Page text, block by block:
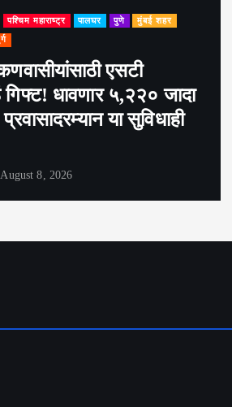
पश्चिम महाराष्ट्र पालघर पुणे मुंबई शहर
एसटी
गिफ्ट! धावणार ५,२२० जादा
या सुविधाही
August 8, 2026